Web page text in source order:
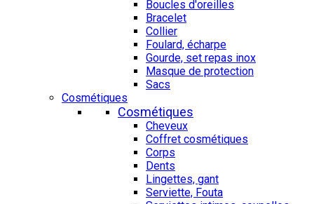
Boucles d'oreilles
Bracelet
Collier
Foulard, écharpe
Gourde, set repas inox
Masque de protection
Sacs
Cosmétiques
Cosmétiques
Cheveux
Coffret cosmétiques
Corps
Dents
Lingettes, gant
Serviette, Fouta